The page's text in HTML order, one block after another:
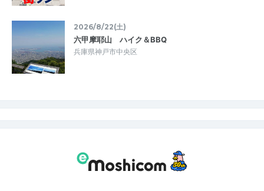
2026/8/22(土)
六甲摩耶山 ハイク＆BBQ
兵庫県神戸市中央区